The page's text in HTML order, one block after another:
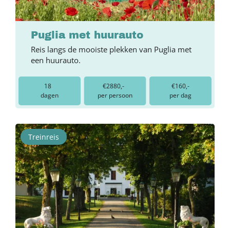
Puglia met huurauto
Reis langs de mooiste plekken van Puglia met
een huurauto.
18
dagen
€2880,-
per persoon
€160,-
per dag
Treinreis